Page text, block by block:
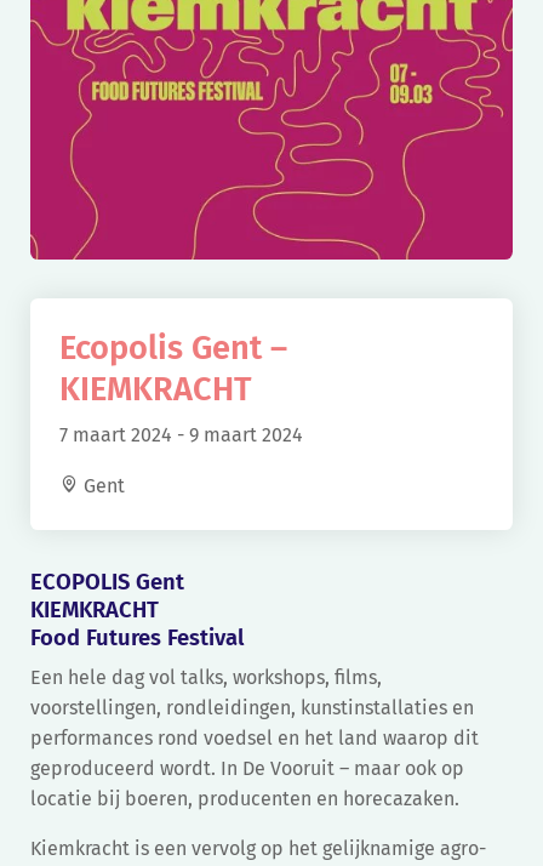
Ecopolis Gent –
KIEMKRACHT
7 maart 2024 - 9 maart 2024
Gent
ECOPOLIS Gent
KIEMKRACHT
Food Futures Festival
Een hele dag vol talks, workshops, films,
voorstellingen, rondleidingen, kunstinstallaties en
performances rond voedsel en het land waarop dit
geproduceerd wordt. In De Vooruit – maar ook op
locatie bij boeren, producenten en horecazaken.
Kiemkracht is een vervolg op het gelijknamige agro-